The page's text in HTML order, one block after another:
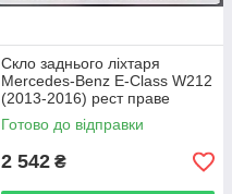
Скло заднього ліхтаря
Mercedes-Benz E-Class W212
(2013-2016) рест праве
Готово до відправки
2 542 ₴